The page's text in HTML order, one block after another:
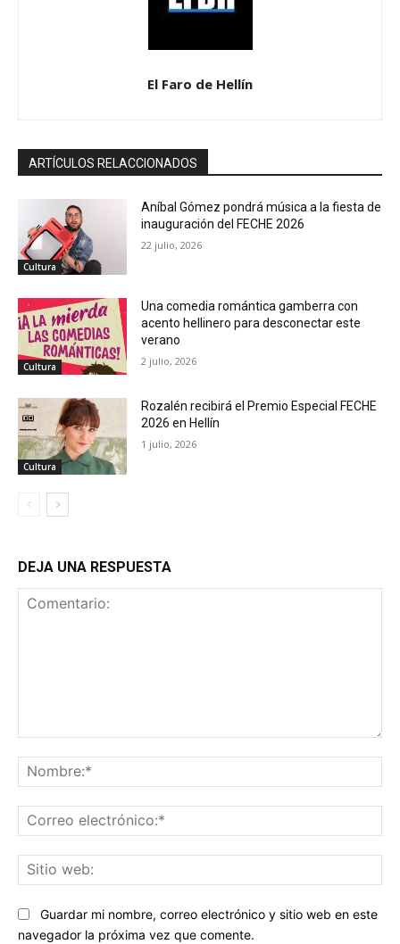
El Faro de Hellín
ARTÍCULOS RELACCIONADOS
Cultura
Aníbal Gómez pondrá música a la fiesta de
inauguración del FECHE 2026
22 julio, 2026
Cultura
Una comedia romántica gamberra con
acento hellinero para desconectar este
verano
2 julio, 2026
Cultura
Rozalén recibirá el Premio Especial FECHE
2026 en Hellín
1 julio, 2026
DEJA UNA RESPUESTA
Guardar mi nombre, correo electrónico y sitio web en este
navegador la próxima vez que comente.